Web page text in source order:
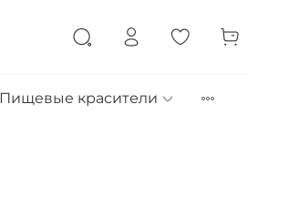
Пищевые красители